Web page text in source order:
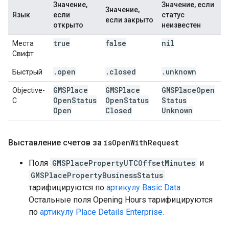
Язык
Значение,
если
открыто
Значение,
если закрыто
Значение, если
статус
неизвестен
Места
Свифт
true false nil
Быстрый . open . closed . unknown
Objective-
C
GMSPlace
OpenStatus
Open
GMSPlace
OpenStatus
Closed
GMSPlaceOpen
Status
Unknown
Выставление счетов за isOpenWithRequest
Поля GMSPlacePropertyUTCOffsetMinutes и
GMSPlacePropertyBusinessStatus
тарифицируются по артикулу Basic Data .
Остальные поля Opening Hours тарифицируются
по артикулу Place Details Enterprise.